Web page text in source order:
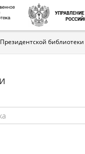
библиотеки